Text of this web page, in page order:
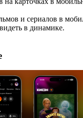
и сериалов в
в динамике.